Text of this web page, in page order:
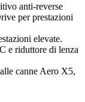
anti-reverse
per prestazioni
elevate.
e riduttore di lenza
canne Aero X5,